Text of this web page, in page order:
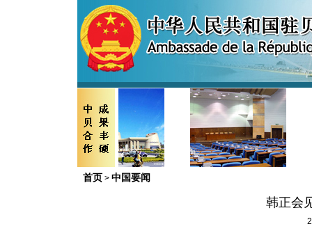
首页 > 中国要闻
韩正会